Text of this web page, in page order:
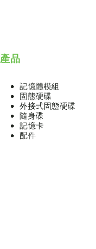
產品
記憶體模組
固態硬碟
外接式固態硬碟
隨身碟
記憶卡
配件